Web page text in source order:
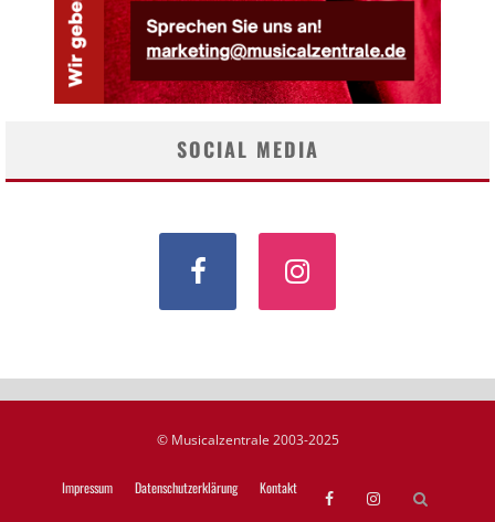
SOCIAL MEDIA
© Musicalzentrale 2003-2025
Impressum Datenschutzerklärung Kontakt